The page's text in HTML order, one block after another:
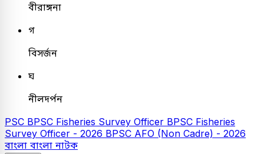
বীরাঙ্গনা
গ
বিসর্জন
ঘ
নীলদর্পন
PSC BPSC Fisheries Survey Officer BPSC Fisheries
Survey Officer - 2026 BPSC AFO (Non Cadre) - 2026
বাংলা বাংলা নাটক